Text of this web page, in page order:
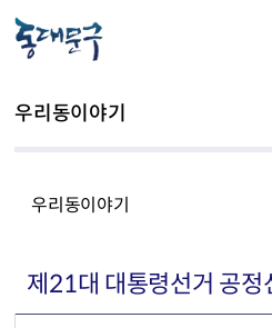
우리동이야기
우리동이야기
제21대 대통령선거 공정